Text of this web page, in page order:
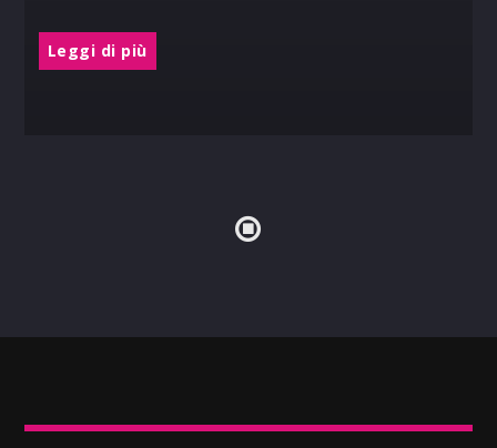
Leggi di più